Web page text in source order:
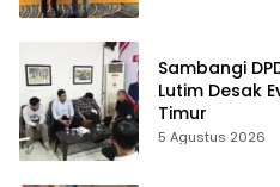
Sambangi
Lutim Desak
Timur
5 Agustus 2026